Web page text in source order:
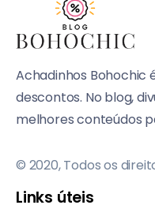
Achadinhos Bohochic
descontos. No blog,
melhores conteúdos
© 2020, Todos os
Links úteis